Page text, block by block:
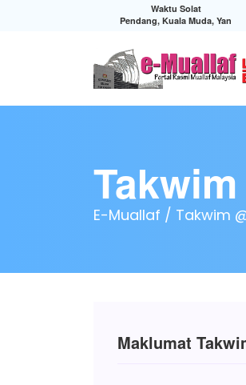
Waktu Solat
Pendang, Kuala Muda, Yan
E-Muallaf / Takwim
Maklumat